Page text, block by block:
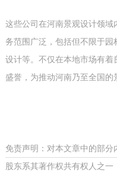
这些公司在河南景观设计领
务范围广泛，‌包括但不限于
设计等。不仅在本地市场有
盛誉，‌为推动河南乃至全国的
免责声明：对本文章中的部
股东系其著作权共有权人之